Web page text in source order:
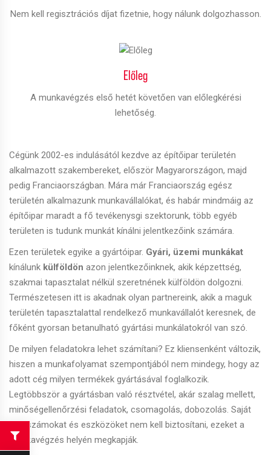
Nem kell regisztrációs díjat fizetnie, hogy nálunk dolgozhasson.
Előleg
A munkavégzés első hetét követően van előlegkérési
lehetőség.
Cégünk 2002-es indulásától kezdve az építőipar területén
alkalmazott szakembereket, először Magyarországon, majd
pedig Franciaországban. Mára már Franciaország egész
területén alkalmazunk munkavállalókat, és habár mindmáig az
építőipar maradt a fő tevékenysgi szektorunk, több egyéb
területen is tudunk munkát kínálni jelentkezőink számára.
Ezen területek egyike a gyártóipar. Gyári, üzemi munkákat
kínálunk külföldön azon jelentkezőinknek, akik képzettség,
szakmai tapasztalat nélkül szeretnének külföldön dolgozni.
Természetesen itt is akadnak olyan partnereink, akik a maguk
területén tapasztalattal rendelkező munkavállalót keresnek, de
főként gyorsan betanulható gyártási munkálatokról van szó.
De milyen feladatokra lehet számítani? Ez kliensenként változik,
hiszen a munkafolyamat szempontjából nem mindegy, hogy az
adott cég milyen termékek gyártásával foglalkozik.
Legtöbbször a gyártásban való résztvétel, akár szalag mellett,
minőségellenőrzési feladatok, csomagolás, dobozolás. Saját
szerszámokat és eszközöket nem kell biztosítani, ezeket a
munkavégzés helyén megkapják.